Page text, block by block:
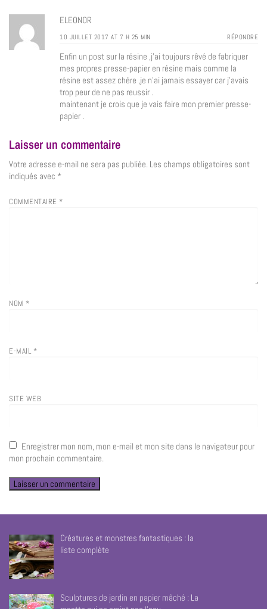
ELEONOR
10 JUILLET 2017 AT 7 H 25 MIN RÉPONDRE
Enfin un post sur la résine ,j’ai toujours rêvé de fabriquer
mes propres presse-papier en résine mais comme la
résine est assez chére ,je n’ai jamais essayer car j’avais
trop peur de ne pas reussir .
maintenant je crois que je vais faire mon premier presse-
papier .
Laisser un commentaire
Votre adresse e-mail ne sera pas publiée. Les champs obligatoires sont
indiqués avec *
COMMENTAIRE *
NOM *
E-MAIL *
SITE WEB
Enregistrer mon nom, mon e-mail et mon site dans le navigateur pour
mon prochain commentaire.
Créatures et monstres fantastiques : la
liste complète
Sculptures de jardin en papier mâché : La